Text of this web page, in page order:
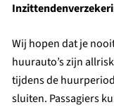
Wij hopen dat je
huurauto’s zijn
tijdens de
sluiten. Passagiers